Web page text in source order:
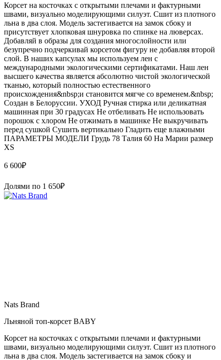
Корсет на косточках с открытыми плечами и фактурными
швами, визуально моделирующими силуэт. Сшит из плотного
льна в два слоя. Модель застегивается на замок сбоку и
присутствует хлопковая шнуровка по спинке на люверсах.
Добавляй в образы для создания многослойности или
безупречно подчеркивай корсетом фигуру не добавляя второй
слой. В наших капсулах мы используем лен с
международными экологическими сертификатами. Наш лен
высшего качества является абсолютно чистой экологической
тканью, который полностью естественного
происхождения&nbsp;и становится мягче со временем.&nbsp;
Создан в Белоруссии. УХОД Ручная стирка или деликатная
машинная при 30 градусах Не отбеливать Не использовать
порошок с хлором Не отжимать в машинке Не выкручивать
перед сушкой Сушить вертикально Гладить еще влажными
ПАРАМЕТРЫ МОДЕЛИ Грудь 78 Талия 60 На Марии размер
XS
6 600₽
Долями по 1 650₽
Nats Brand
Льняной топ-корсет BABY
Корсет на косточках с открытыми плечами и фактурными
швами, визуально моделирующими силуэт. Сшит из плотного
льна в два слоя. Модель застегивается на замок сбоку и